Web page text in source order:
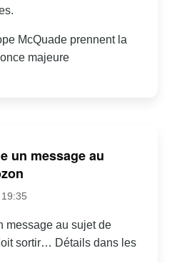
McQuade prennent la
majeure
un message au
message au sujet de
sortir… Détails dans les